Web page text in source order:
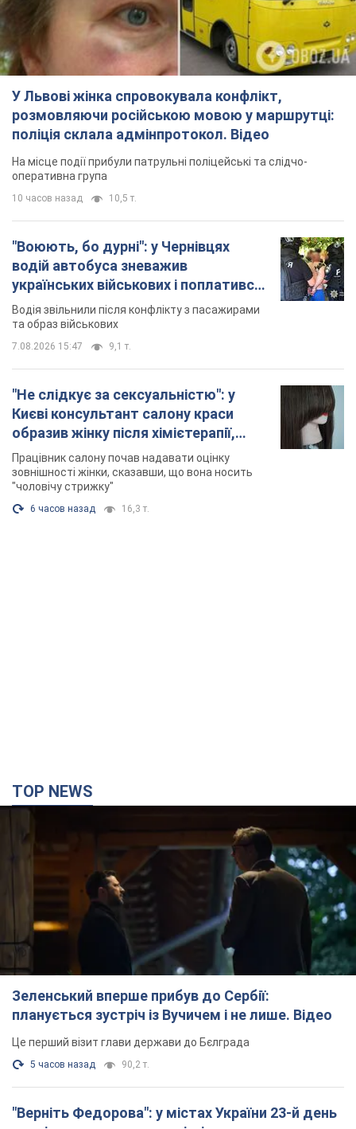
водій автобуса зневажив
українських військових і поплатився.
Відео
Водія звільнили після конфлікту з пасажирами
та образ військових
7.08.2026 15:47
"Не слідкує за сексуальністю": у
Києві консультант салону краси
образив жінку після хімієтерапії,
розгорівся скандал. Фото
Працівник салону почав надавати оцінку
6 часов назад 16,3 т.
Це перший візит глави держави до Бєлграда
5 часов назад 90,2 т.
"Верніть Федорова": у містах України 23-й день
поспіль тривають масові мітинги з
картонками. Фото і відео
Учасники акцій продовжують серію щоденних протестів
6 часов назад
Сенат США схвалив законопроєкт Грема про
санкції проти Росії: що далі
Документ передбачає нові економічні обмеження